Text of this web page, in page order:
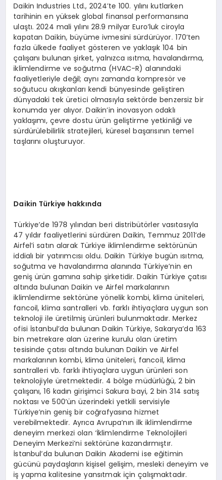
Daikin Industries Ltd., 2024’te 100. yılını kutlarken
tarihinin en yüksek global finansal performansına
ulaştı. 2024 mali yılını 28.9 milyar Euro’luk ciroyla
kapatan Daikin, büyüme ivmesini sürdürüyor. 170’ten
fazla ülkede faaliyet gösteren ve yaklaşık 104 bin
çalışanı bulunan şirket, yalnızca ısıtma, havalandırma,
iklimlendirme ve soğutma (HVAC-R) alanındaki
faaliyetleriyle değil; aynı zamanda kompresör ve
soğutucu akışkanları kendi bünyesinde geliştiren
dünyadaki tek üretici olmasıyla sektörde benzersiz bir
konumda yer alıyor. Daikin’in inovasyon odaklı
yaklaşımı, çevre dostu ürün geliştirme yetkinliği ve
sürdürülebilirlik stratejileri, küresel başarısının temel
taşlarını oluşturuyor.
Daikin Türkiye hakkında
Türkiye’de 1978 yılından beri distribütörler vasıtasıyla
47 yıldır faaliyetlerini sürdüren Daikin, Temmuz 2011’de
Airfel’i satın alarak Türkiye iklimlendirme sektörünün
iddialı bir yatırımcısı oldu. Daikin Türkiye bugün ısıtma,
soğutma ve havalandırma alanında Türkiye’nin en
geniş ürün gamına sahip şirketidir. Daikin Türkiye çatısı
altında bulunan Daikin ve Airfel markalarının
iklimlendirme sektörüne yönelik kombi, klima üniteleri,
fancoil, klima santralleri vb. farklı ihtiyaçlara uygun son
teknoloji ile üretilmiş ürünleri bulunmaktadır. Merkez
ofisi İstanbul’da bulunan Daikin Türkiye, Sakarya’da 163
bin metrekare alan üzerine kurulu olan üretim
tesisinde çatısı altında bulunan Daikin ve Airfel
markalarının kombi, klima üniteleri, fancoil, klima
santralleri vb. farklı ihtiyaçlara uygun ürünleri son
teknolojiyle üretmektedir. 4 bölge müdürlüğü, 2 bin
çalışanı, 16 kadın girişimci Sakura bayi, 2 bin 314 satış
noktası ve 500’ün üzerindeki yetkili servisiyle
Türkiye’nin geniş bir coğrafyasına hizmet
verebilmektedir. Ayrıca Avrupa’nın ilk iklimlendirme
deneyim merkezi olan ‘İklimlendirme Teknolojileri
Deneyim Merkezi’ni sektörüne kazandırmıştır.
İstanbul’da bulunan Daikin Akademi ise eğitimin
gücünü paydaşların kişisel gelişim, mesleki deneyim ve
iş yapma kalitesine yansıtmak için çalışmaktadır.